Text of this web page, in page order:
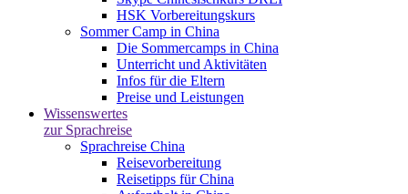
HSK Vorbereitungskurs
Sommer Camp in China
Die Sommercamps in China
Unterricht und Aktivitäten
Infos für die Eltern
Preise und Leistungen
Wissenswertes
zur Sprachreise
Sprachreise China
Reisevorbereitung
Reisetipps für China